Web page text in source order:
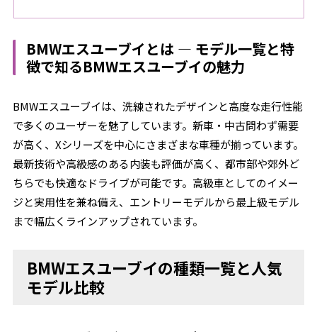
BMWエスユーブイとは ― モデル一覧と特
徴で知るBMWエスユーブイの魅力
BMWエスユーブイは、洗練されたデザインと高度な走行性能
で多くのユーザーを魅了しています。新車・中古問わず需要
が高く、Xシリーズを中心にさまざまな車種が揃っています。
最新技術や高級感のある内装も評価が高く、都市部や郊外ど
ちらでも快適なドライブが可能です。高級車としてのイメー
ジと実用性を兼ね備え、エントリーモデルから最上級モデル
まで幅広くラインアップされています。
BMWエスユーブイの種類一覧と人気
モデル比較